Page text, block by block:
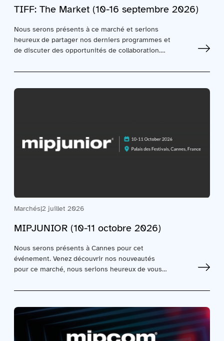
TIFF: The Market (10-16 septembre 2026)
Nous serons présents à ce marché et serions
heureux de partager nos derniers programmes et
de discuter des opportunités de collaboration.
Marchés|2 juillet 2026
MIPJUNIOR (10-11 octobre 2026)
Nous serons présents à Cannes pour cet
événement. Venez découvrir nos nouveautés
pour ce marché, nous serions heureux de vous…